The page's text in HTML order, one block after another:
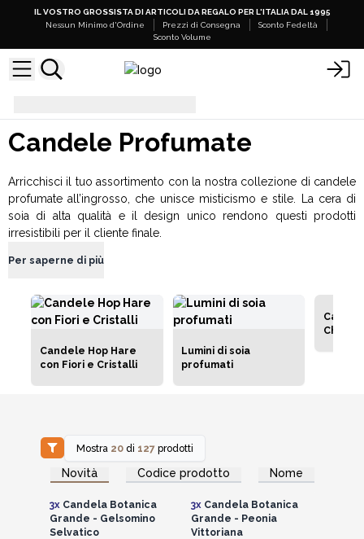
IL VOSTRO GROSSISTA DI ARTICOLI DA REGALO PER L'ITALIA DAL 1995
Nessun Minimo d'Ordine
Prezzi di Consegna
Sconto Fedeltà
Sconto Volume
Candele Profumate
Arricchisci il tuo assortimento con la nostra collezione di candele
profumate all’ingrosso, che unisce misticismo e stile. La cera di
soia di alta qualità e il design unico rendono questi prodotti
irresistibili per il cliente finale.
Per saperne di più
Candele Hop Hare
con Fiori e Cristalli
Lumini di soia
profumati
Chakra
Mostra 20 di 127 prodotti
Novità Codice prodotto Nome
Accedi per vedere
i prezzi all'ingrosso
3xCandela Botanica
Grande - Gelsomino
Selvatico
Accedi per vedere
i prezzi all'ingrosso
3xCandela Botanica
Grande - Peonia
Vittoriana